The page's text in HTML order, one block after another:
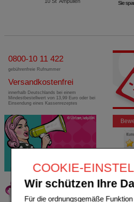
COOKIE-
Wir schützen Ihre
Für die ordnungsgemäße
Sie
0800-10 11 422
gebührenfreie Rufnummer
Versandkostenfrei
innerhalb Deutschlands bei einem
Mindestbestellwert von 13,99 Euro oder bei
Einsendung eines Kassenrezeptes